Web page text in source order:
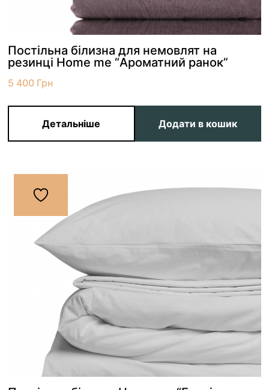
Постільна білизна для немовлят на
резинці Home me “Ароматний ранок”
5 400 Грн
Детальніше Додати в кошик